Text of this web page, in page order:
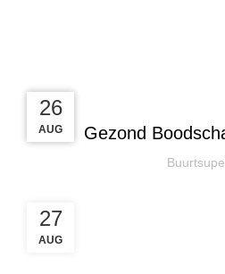
Gezond
27
AUG
27
AUG
27
AUG
26
AUG